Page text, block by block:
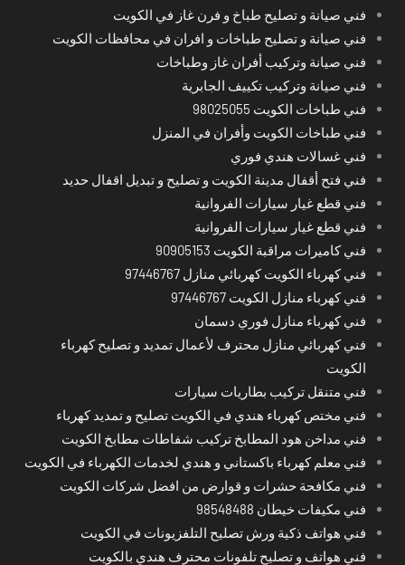
فني صيانة و تصليح طباخ و فرن غاز في الكويت
فني صيانة و تصليح طباخات و افران في محافظات الكويت
فني صيانة وتركيب أفران غاز وطباخات
فني صيانة وتركيب تكييف الجابرية
فني طباخات الكويت 98025055
فني طباخات الكويت وأفران في المنزل
فني غسالات هندي فوري
فني فتح أقفال مدينة الكويت و تصليح و تبديل اقفال حديد
فني قطع غيار سيارات الفروانية
فني قطع غيار سيارات الفروانية
فني كاميرات مراقبة الكويت 90905153
فني كهرباء الكويت كهربائي منازل 97446767
فني كهرباء منازل الكويت 97446767
فني كهرباء منازل فوري دسمان
فني كهربائي منازل محترف لأعمال تمديد و تصليح كهرباء
الكويت
فني متنقل تركيب بطاريات سيارات
فني مختص كهرباء هندي في الكويت تصليح و تمديد كهرباء
فني مداخن هود المطابخ تركيب شفاطات مطابخ الكويت
فني معلم كهرباء باكستاني و هندي لخدمات الكهرباء في الكويت
فني مكافحة حشرات و قوارض من افضل شركات الكويت
فني مكيفات خيطان 98548488
فني هواتف ذكية ورش تصليح التلفزيونات في الكويت
فني هواتف و تصليح تلفونات محترف هندي بالكويت